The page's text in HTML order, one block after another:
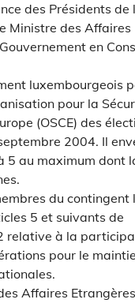
des Présidents
Ministre des
en
luxembourgeois
pour la
(OSCE) des
2004. Il
5 au maximum dont
du contingent
5 et suivants de
relative à la
pour le
Affaires